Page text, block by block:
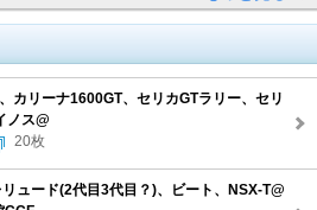
カリーナ1600GT、セリカGTラリー、セリ
ノス@
20枚
ュード(2代目3代目？)、ビート、NSX-T@